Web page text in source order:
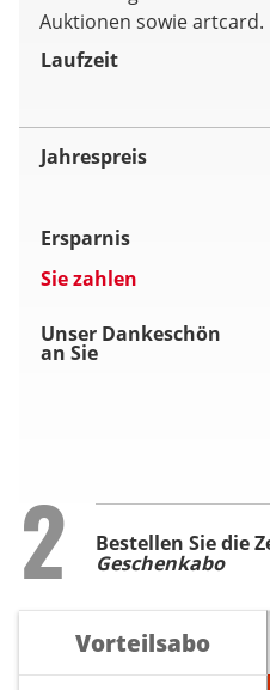
Auktionen sowie artcard.
Laufzeit
Jahrespreis
Ersparnis
Sie zahlen
Unser Dankeschön
an Sie
Step
2 Bestellen Sie die
Geschenkabo
Vorteilsabo